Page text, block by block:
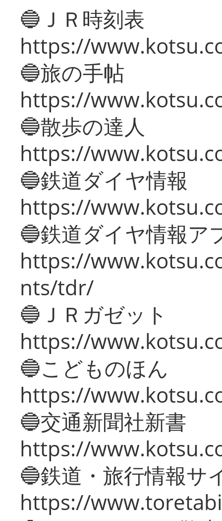
🔵ＪＲ時刻表
https://
🔵旅の手帖
https://
🔵散歩の達人
https://
🔵鉄道ダイヤ情報
https://
🔵鉄道ダイヤ情報ア
https://
nts/tdr/
🔵ＪＲガゼット
https://
🔵こどものほん
https://
🔵交通新聞社新書
https://
🔵鉄道・旅行情報サ
https://